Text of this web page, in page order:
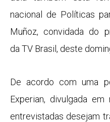
nacional de Políticas
Muñoz, convidada do
da TV Brasil, deste
De acordo com uma
Experian, divulgada
entrevistadas desejam